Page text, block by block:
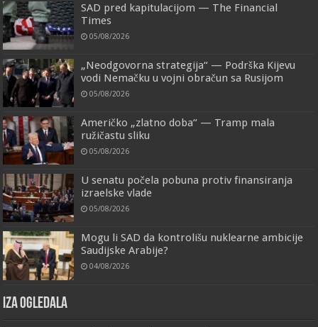
SAD pred kapitulacijom — The Financial
Times
05/08/2026
„Neodgovorna strategija“ — Podrška Kijevu
vodi Nemačku u vojni obračun sa Rusijom
05/08/2026
Američko „zlatno doba“ — Tramp mala
ružičastu sliku
05/08/2026
U senatu počela pobuna protiv finansiranja
izraelske vlade
05/08/2026
Mogu li SAD da kontrolišu nuklearne ambicije
Saudijske Arabije?
04/08/2026
IZA OGLEDALA